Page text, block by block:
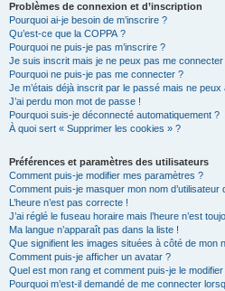
Problèmes de connexion et d’inscription
Pourquoi ai-je besoin de m’inscrire ?
Qu’est-ce que la COPPA ?
Pourquoi ne puis-je pas m’inscrire ?
Je suis inscrit mais je ne peux pas me connecter
Pourquoi ne puis-je pas me connecter ?
Je m’étais déjà inscrit par le passé mais ne
J’ai perdu mon mot de passe !
Pourquoi suis-je déconnecté automatiquement ?
À quoi sert « Supprimer les cookies » ?
Préférences et paramètres des utilisateurs
Comment puis-je modifier mes paramètres ?
Comment puis-je masquer mon nom
L’heure n’est pas correcte !
J’ai réglé le fuseau horaire mais l’heure n’est
Ma langue n’apparaît pas dans la liste !
Que signifient les images situées à côté de mon
Comment puis-je afficher un avatar ?
Quel est mon rang et comment puis-je le modifier
Pourquoi m’est-il demandé de me connecter